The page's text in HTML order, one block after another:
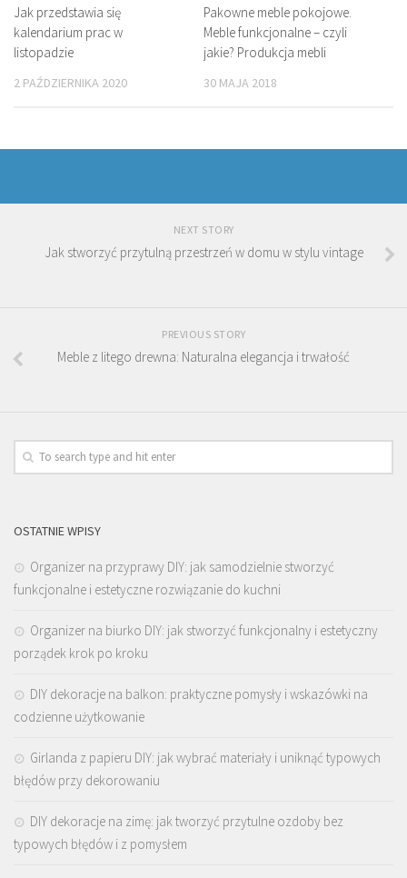
Jak przedstawia się
kalendarium prac w
listopadzie
2 PAŹDZIERNIKA 2020
Pakowne meble pokojowe.
Meble funkcjonalne – czyli
jakie? Produkcja mebli
30 MAJA 2018
NEXT STORY
Jak stworzyć przytulną przestrzeń w domu w stylu vintage
PREVIOUS STORY
Meble z litego drewna: Naturalna elegancja i trwałość
OSTATNIE WPISY
Organizer na przyprawy DIY: jak samodzielnie stworzyć
funkcjonalne i estetyczne rozwiązanie do kuchni
Organizer na biurko DIY: jak stworzyć funkcjonalny i estetyczny
porządek krok po kroku
DIY dekoracje na balkon: praktyczne pomysły i wskazówki na
codzienne użytkowanie
Girlanda z papieru DIY: jak wybrać materiały i uniknąć typowych
błędów przy dekorowaniu
DIY dekoracje na zimę: jak tworzyć przytulne ozdoby bez
typowych błędów i z pomysłem